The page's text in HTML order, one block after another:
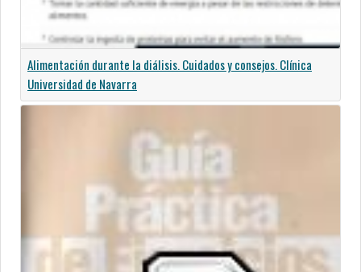
Alimentación durante la diálisis. Cuidados y consejos. Clínica
Universidad de Navarra